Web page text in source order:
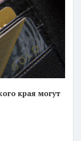
края могут